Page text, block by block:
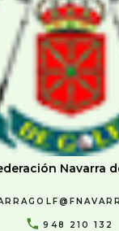
Navarra
948 210 132